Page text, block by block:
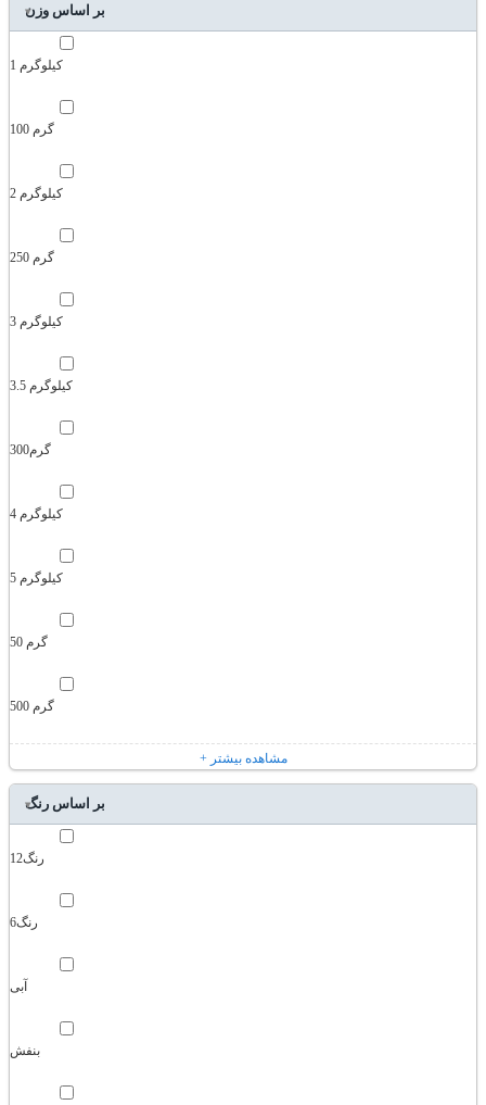
بر اساس وزن
1 کیلوگرم
100 گرم
2 کیلوگرم
250 گرم
3 کیلوگرم
3.5 کیلوگرم
300گرم
4 کیلوگرم
5 کیلوگرم
50 گرم
500 گرم
+ مشاهده بیشتر
بر اساس رنگ
12رنگ
6رنگ
آبی
بنفش